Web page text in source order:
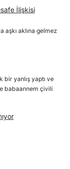
İlişkisi
aşkı aklına gelmez
yanlış yaptı ve
babaannem çivili